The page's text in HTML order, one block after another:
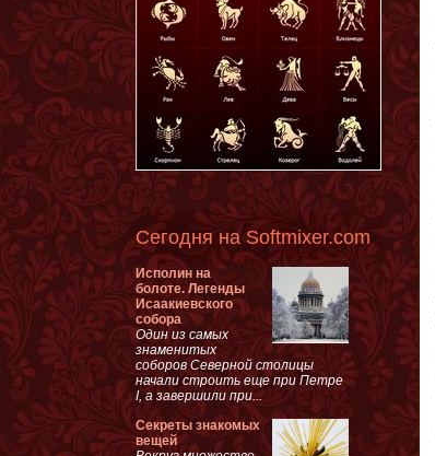
Сегодня на Softmixer.com
Исполин на
болоте. Легенды
Исаакиевского
собора
Один из самых
знаменитых
соборов Северной столицы
начали строить еще при Петре
I, а завершили при...
Секреты знакомых
вещей